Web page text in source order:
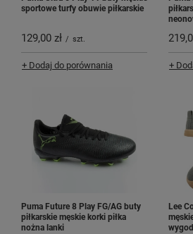
sportowe turfy obuwie piłkarskie
129,00 zł / szt.
+ Dodaj do porównania +
Puma Future 8 Play FG/AG buty
piłkarskie męskie korki piłka
nożna lanki
Lee